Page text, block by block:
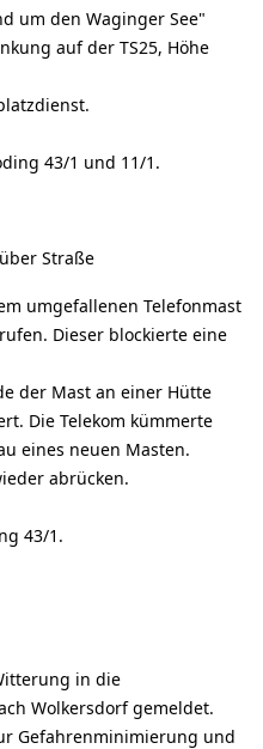
um den Waginger See"
auf der TS25, Höhe
43/1 und 11/1.
Straße
umgefallenen Telefonmast
Dieser blockierte eine
der Mast an einer Hütte
Die Telekom kümmerte
eines neuen Masten.
abrücken.
43/1.
in die
Wolkersdorf gemeldet.
Gefahrenminimierung und